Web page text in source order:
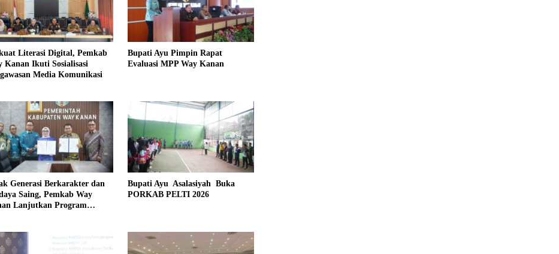
Literasi Digital, Pemkab
Kanan Ikuti Sosialisasi
Media Komunikasi
Bupati Ayu Pimpin Rapat
Evaluasi MPP Way Kanan
Generasi Berkarakter dan
Saing, Pemkab Way
Lanjutkan Program
Bupati Ayu Asalasiyah Buka
PORKAB PELTI 2026